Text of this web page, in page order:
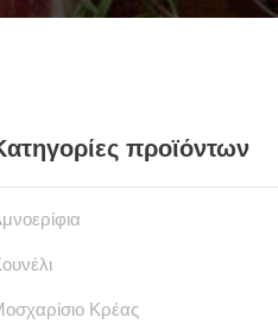
προϊόντων
Κρέας